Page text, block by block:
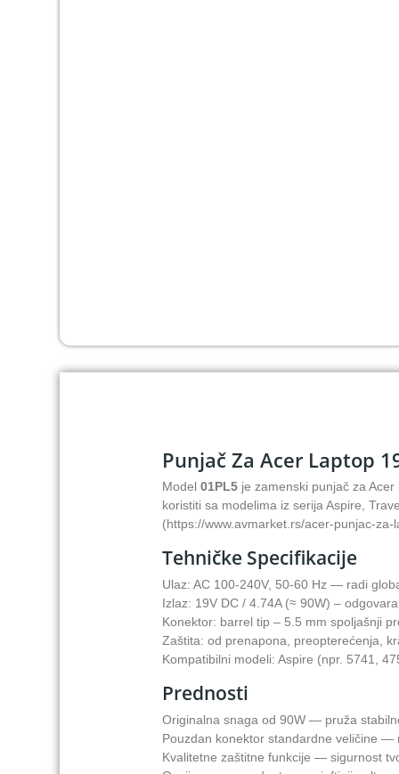
Punjač Za Acer Laptop
Model 01PL5 je zamenski punjač za
koristiti sa modelima iz serija Aspire,
(https://www.avmarket.rs/acer-punjac-
Tehničke Specifikacije
Ulaz: AC 100-240V, 50-60 Hz — radi
Izlaz: 19V DC / 4.74A (≈ 90W) –
Konektor: barrel tip – 5.5 mm spoljašnji
Zaštita: od prenapona, preopterećenja,
Kompatibilni modeli: Aspire (npr. 5741,
Prednosti
Originalna snaga od 90W — pruža
Pouzdan konektor standardne veličine —
Kvalitetne zaštitne funkcije — sigurnost